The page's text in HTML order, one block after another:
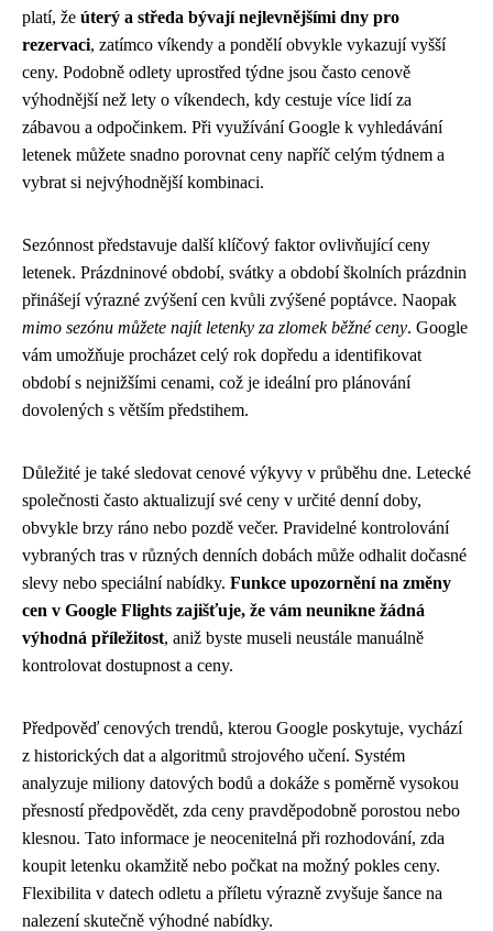
platí, že úterý a středa bývají nejlevnějšími dny pro
rezervaci, zatímco víkendy a pondělí obvykle vykazují vyšší
ceny. Podobně odlety uprostřed týdne jsou často cenově
výhodnější než lety o víkendech, kdy cestuje více lidí za
zábavou a odpočinkem. Při využívání Google k vyhledávání
letenek můžete snadno porovnat ceny napříč celým týdnem a
vybrat si nejvýhodnější kombinaci.
Sezónnost představuje další klíčový faktor ovlivňující ceny
letenek. Prázdninové období, svátky a období školních prázdnin
přinášejí výrazné zvýšení cen kvůli zvýšené poptávce. Naopak
mimo sezónu můžete najít letenky za zlomek běžné ceny. Google
vám umožňuje procházet celý rok dopředu a identifikovat
období s nejnižšími cenami, což je ideální pro plánování
dovolených s větším předstihem.
Důležité je také sledovat cenové výkyvy v průběhu dne. Letecké
společnosti často aktualizují své ceny v určité denní doby,
obvykle brzy ráno nebo pozdě večer. Pravidelné kontrolování
vybraných tras v různých denních dobách může odhalit dočasné
slevy nebo speciální nabídky. Funkce upozornění na změny
cen v Google Flights zajišťuje, že vám neunikne žádná
výhodná příležitost, aniž byste museli neustále manuálně
kontrolovat dostupnost a ceny.
Předpověď cenových trendů, kterou Google poskytuje, vychází
z historických dat a algoritmů strojového učení. Systém
analyzuje miliony datových bodů a dokáže s poměrně vysokou
přesností předpovědět, zda ceny pravděpodobně porostou nebo
klesnou. Tato informace je neocenitelná při rozhodování, zda
koupit letenku okamžitě nebo počkat na možný pokles ceny.
Flexibilita v datech odletu a příletu výrazně zvyšuje šance na
nalezení skutečně výhodné nabídky.